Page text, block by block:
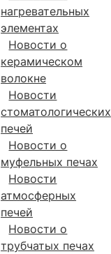
нагревательных
элементах
Новости о
керамическом
волокне
Новости
стоматологических
печей
Новости о
муфельных печах
Новости
атмосферных
печей
Новости о
трубчатых печах